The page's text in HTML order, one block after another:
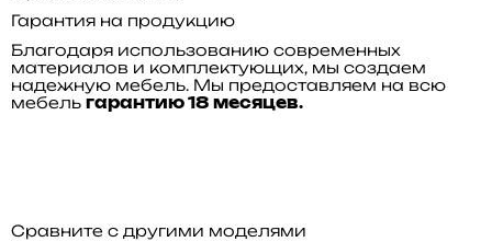
Гарантия на продукцию
Благодаря использованию современных
материалов и комплектующих, мы создаем
надежную мебель. Мы предоставляем на всю
мебель гарантию 18 месяцев.
Сравните с другими моделями